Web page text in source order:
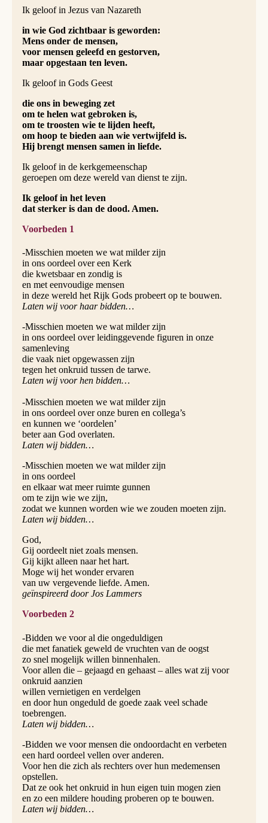
Ik geloof in Jezus van Nazareth
in wie God zichtbaar is geworden:
Mens onder de mensen,
voor mensen geleefd en gestorven,
maar opgestaan ten leven.
Ik geloof in Gods Geest
die ons in beweging zet
om te helen wat gebroken is,
om te troosten wie te lijden heeft,
om hoop te bieden aan wie vertwijfeld is.
Hij brengt mensen samen in liefde.
Ik geloof in de kerkgemeenschap
geroepen om deze wereld van dienst te zijn.
Ik geloof in het leven
dat sterker is dan de dood. Amen.
Voorbeden 1
-Misschien moeten we wat milder zijn
in ons oordeel over een Kerk
die kwetsbaar en zondig is
en met eenvoudige mensen
in deze wereld het Rijk Gods probeert op te bouwen.
Laten wij voor haar bidden…
-Misschien moeten we wat milder zijn
in ons oordeel over leidinggevende figuren in onze
samenleving
die vaak niet opgewassen zijn
tegen het onkruid tussen de tarwe.
Laten wij voor hen bidden…
-Misschien moeten we wat milder zijn
in ons oordeel over onze buren en collega’s
en kunnen we ‘oordelen’
beter aan God overlaten.
Laten wij bidden…
-Misschien moeten we wat milder zijn
in ons oordeel
en elkaar wat meer ruimte gunnen
om te zijn wie we zijn,
zodat we kunnen worden wie we zouden moeten zijn.
Laten wij bidden…
God,
Gij oordeelt niet zoals mensen.
Gij kijkt alleen naar het hart.
Moge wij het wonder ervaren
van uw vergevende liefde. Amen.
geïnspireerd door Jos Lammers
Voorbeden 2
-Bidden we voor al die ongeduldigen
die met fanatiek geweld de vruchten van de oogst
zo snel mogelijk willen binnenhalen.
Voor allen die – gejaagd en gehaast – alles wat zij voor
onkruid aanzien
willen vernietigen en verdelgen
en door hun ongeduld de goede zaak veel schade
toebrengen.
Laten wij bidden…
-Bidden we voor mensen die ondoordacht en verbeten
een hard oordeel vellen over anderen.
Voor hen die zich als rechters over hun medemensen
opstellen.
Dat ze ook het onkruid in hun eigen tuin mogen zien
en zo een mildere houding proberen op te bouwen.
Laten wij bidden…